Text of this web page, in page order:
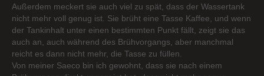
Außerdem meckert sie auch viel zu spät, dass der Wassertank
nicht mehr voll genug ist. Sie brüht eine Tasse Kaffee, und wenn
der Tankinhalt unter einen bestimmten Punkt fällt, zeigt sie das
auch an, auch während des Brühvorgangs, aber manchmal
reicht es dann nicht mehr, die Tasse zu füllen.
Von meiner Saeco bin ich gewohnt, dass sie nach einem